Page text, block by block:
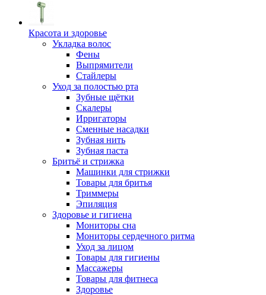
Красота и здоровье
Укладка волос
Фены
Выпрямители
Стайлеры
Уход за полостью рта
Зубные щётки
Скалеры
Ирригаторы
Сменные насадки
Зубная нить
Зубная паста
Бритьё и стрижка
Машинки для стрижки
Товары для бритья
Триммеры
Эпиляция
Здоровье и гигиена
Мониторы сна
Мониторы сердечного ритма
Уход за лицом
Товары для гигиены
Массажеры
Товары для фитнеса
Здоровье